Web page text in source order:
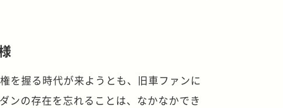
を握る時代が来ようとも、旧車ファンに
ンの存在を忘れることは、なかなかでき